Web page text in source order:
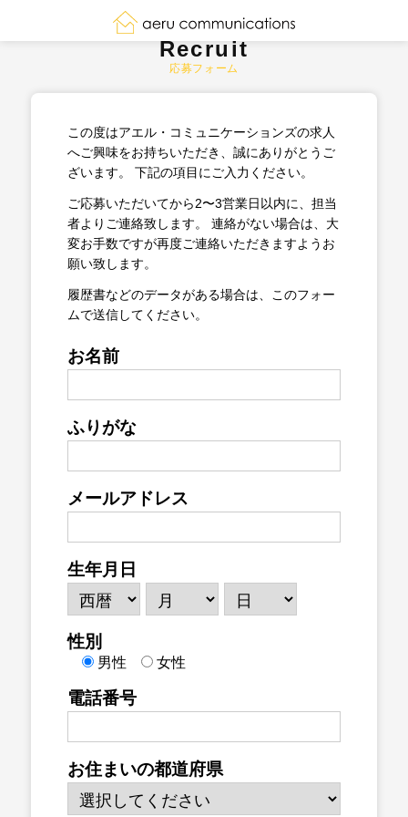
Recruit
応募フォーム
この度はアエル・コミュニケーションズの求人
へご興味をお持ちいただき、誠にありがとうご
ざいます。
下記の項目にご入力ください。
ご応募いただいてから2〜3営業日以内に、担当
者よりご連絡致します。
連絡がない場合は、大
変お手数ですが再度ご連絡いただきますようお
願い致します。
履歴書などのデータがある場合は、このフォー
ムで送信してください。
お名前
ふりがな
メールアドレス
生年月日
性別
男性 女性
電話番号
お住まいの都道府県